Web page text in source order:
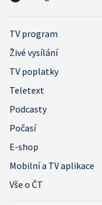
TV program
Živé vysílání
TV poplatky
Teletext
Podcasty
Počasí
E-shop
Mobilní a TV aplikace
Vše o ČT